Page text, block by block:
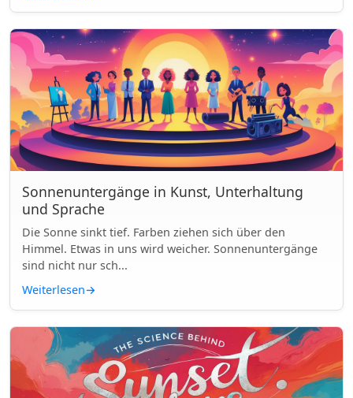
Sonnenuntergänge in Kunst, Unterhaltung
und Sprache
Die Sonne sinkt tief. Farben ziehen sich über den
Himmel. Etwas in uns wird weicher. Sonnenuntergänge
sind nicht nur sch...
Weiterlesen→